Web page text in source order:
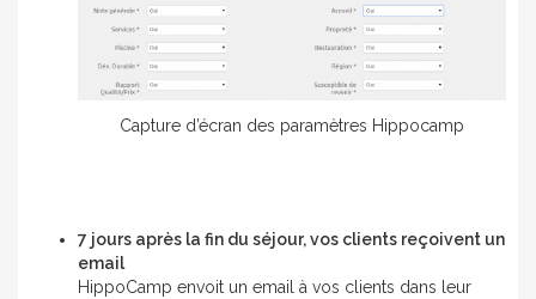
Capture d’écran des paramètres Hippocamp
7 jours après la fin du séjour, vos clients reçoivent un
email
HippoCamp envoit un email à vos clients dans leur